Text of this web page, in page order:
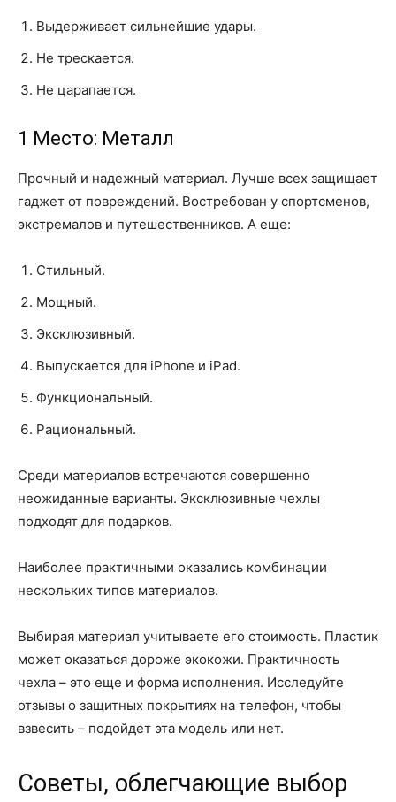
Выдерживает сильнейшие удары.
Не трескается.
Не царапается.
1 Место: Металл
Прочный и надежный материал. Лучше всех защищает
гаджет от повреждений. Востребован у спортсменов,
экстремалов и путешественников. А еще:
Стильный.
Мощный.
Эксклюзивный.
Выпускается для iPhone и iPad.
Функциональный.
Рациональный.
Среди материалов встречаются совершенно
неожиданные варианты. Эксклюзивные чехлы
подходят для подарков.
Наиболее практичными оказались комбинации
нескольких типов материалов.
Выбирая материал учитываете его стоимость. Пластик
может оказаться дороже экокожи. Практичность
чехла – это еще и форма исполнения. Исследуйте
отзывы о защитных покрытиях на телефон, чтобы
взвесить – подойдет эта модель или нет.
Советы, облегчающие выбор